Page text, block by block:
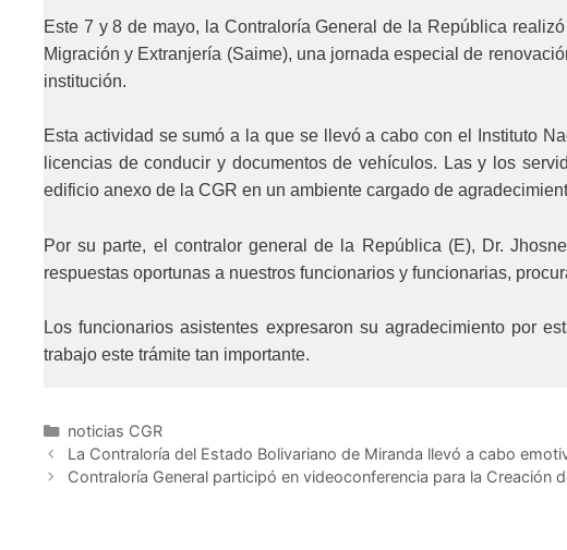
Este 7 y 8 de mayo, la Contraloría General de la República
Migración y Extranjería (Saime), una jornada especial de
institución.
Esta actividad se sumó a la que se llevó a cabo con el Instituto
licencias de conducir y documentos de vehículos. Las y los
edificio anexo de la CGR en un ambiente cargado de
Por su parte, el contralor general de la República (E), Dr.
respuestas oportunas a nuestros funcionarios y funcionarias,
Los funcionarios asistentes expresaron su agradecimiento por
trabajo este trámite tan importante.
agradecido por estas jornadas, otros compañeros hicieron
y lo agradezco”.
noticias CGR
La Contraloría del Estado Bolivariano de Miranda llevó a cabo
Contraloría General participó en videoconferencia para la Creación